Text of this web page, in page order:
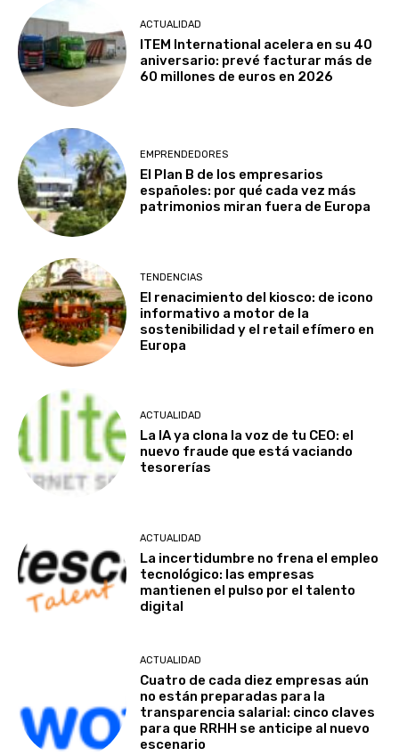
ACTUALIDAD
ITEM International acelera en su 40
aniversario: prevé facturar más de
60 millones de euros en 2026
EMPRENDEDORES
El Plan B de los empresarios
españoles: por qué cada vez más
patrimonios miran fuera de Europa
TENDENCIAS
El renacimiento del kiosco: de icono
informativo a motor de la
sostenibilidad y el retail efímero en
Europa
ACTUALIDAD
La IA ya clona la voz de tu CEO: el
nuevo fraude que está vaciando
tesorerías
ACTUALIDAD
La incertidumbre no frena el empleo
tecnológico: las empresas
mantienen el pulso por el talento
digital
ACTUALIDAD
Cuatro de cada diez empresas aún
no están preparadas para la
transparencia salarial: cinco claves
para que RRHH se anticipe al nuevo
escenario